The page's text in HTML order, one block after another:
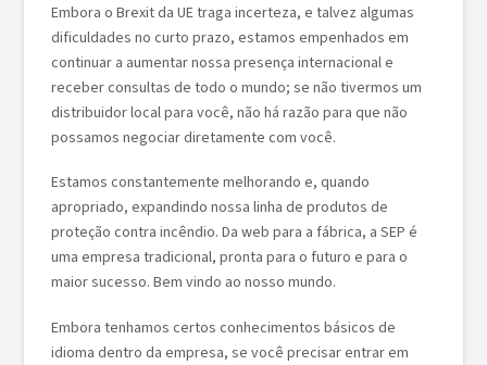
Embora o Brexit da UE traga incerteza, e talvez algumas
dificuldades no curto prazo, estamos empenhados em
continuar a aumentar nossa presença internacional e
receber consultas de todo o mundo; se não tivermos um
distribuidor local para você, não há razão para que não
possamos negociar diretamente com você.
Estamos constantemente melhorando e, quando
apropriado, expandindo nossa linha de produtos de
proteção contra incêndio. Da web para a fábrica, a SEP é
uma empresa tradicional, pronta para o futuro e para o
maior sucesso. Bem vindo ao nosso mundo.
Embora tenhamos certos conhecimentos básicos de
idioma dentro da empresa, se você precisar entrar em